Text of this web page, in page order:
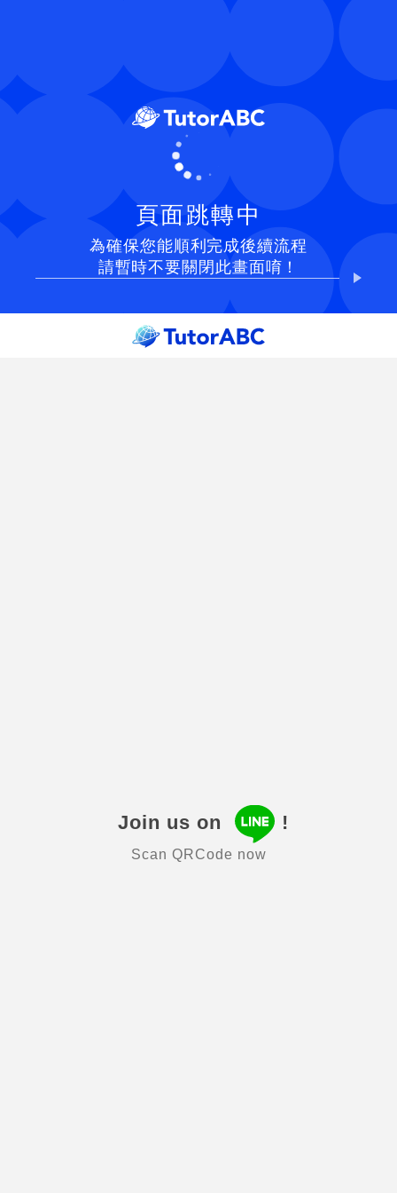
頁面跳轉中
為確保您能順利完成後續流程
請暫時不要關閉此畫面唷！
Join us on !
Scan QRCode now